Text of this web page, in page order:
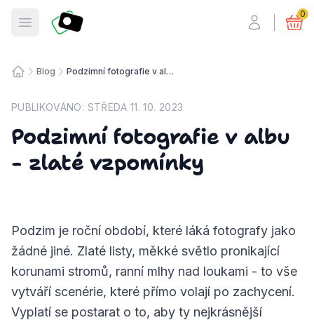
Otevřít menu
Fotosmart 0
Blog Podzimní fotografie v albu - zlaté vzpomínky
PUBLIKOVÁNO: STŘEDA 11. 10. 2023
Podzimní fotografie v albu
- zlaté vzpomínky
Podzim je roční období, které láká fotografy jako
žádné jiné. Zlaté listy, měkké světlo pronikající
korunami stromů, ranní mlhy nad loukami - to vše
vytváří scenérie, které přímo volají po zachycení.
Vyplatí se postarat o to, aby ty nejkrásnější